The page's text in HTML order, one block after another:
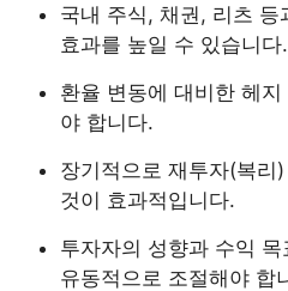
국내 주식, 채권, 리츠
효과를 높일 수 있습니다.
환율 변동에 대비한 헤
야 합니다.
장기적으로 재투자(복리
것이 효과적입니다.
투자자의 성향과 수익
유동적으로 조절해야 합